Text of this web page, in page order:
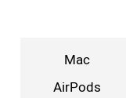
Mac
AirPods